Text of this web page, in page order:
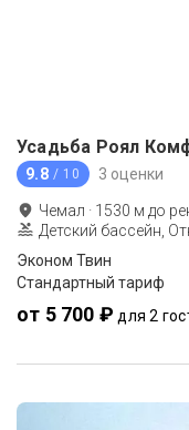
Усадьба Роял
9.8 / 10 3 оценки
Чемал · 1530 м до
Детский бассейн,
Эконом Твин
Стандартный тариф
от 5 700 ₽ для 2